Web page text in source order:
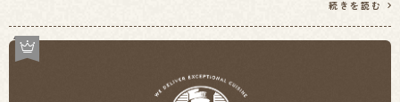
続きを読む